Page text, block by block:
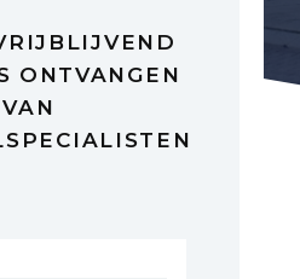
ONTVANGEN
VAN